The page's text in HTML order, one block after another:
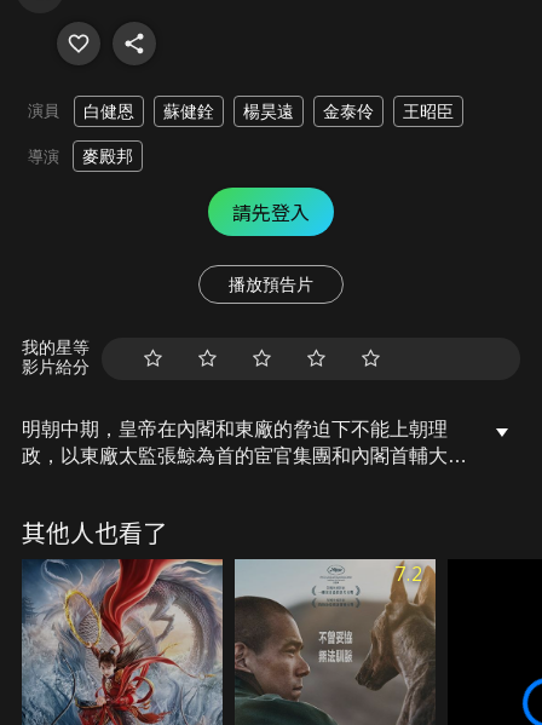
演員 白健恩 蘇健銓 楊昊遠 金泰伶 王昭臣
導演 麥殿邦
請先登入
播放預告片
我的星等
影片給分
明朝中期，皇帝在內閣和東廠的脅迫下不能上朝理
政，以東廠太監張鯨為首的宦官集團和內閣首輔大臣
早已被兩派安插了多名內奸。一場明著發生在錦衣衛
南北鎮府司之間，背地裡宦官和內閣之間的爭鬥開始
展開。
其他人也看了
7.2